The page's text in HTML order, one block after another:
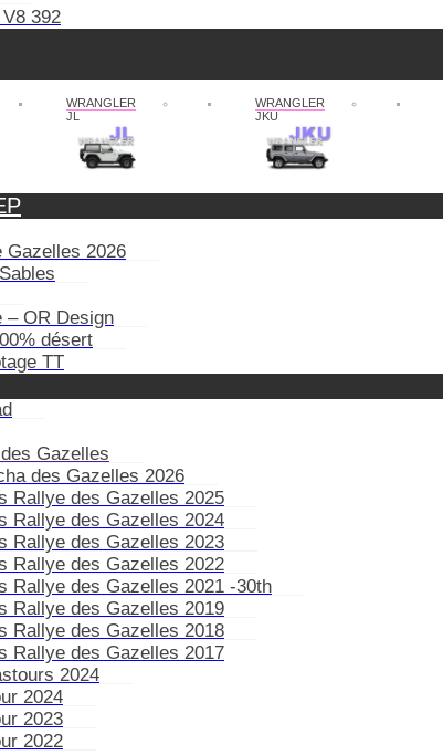
392
WRANGLER
JL
WRANGLER
JKU
Gazelles 2026
– OR Design
désert
TT
Gazelles
des Gazelles 2026
Rallye des Gazelles 2025
Rallye des Gazelles 2024
Rallye des Gazelles 2023
Rallye des Gazelles 2022
Rallye des Gazelles 2021 -30th
Rallye des Gazelles 2019
Rallye des Gazelles 2018
Rallye des Gazelles 2017
2024
2024
2023
2022